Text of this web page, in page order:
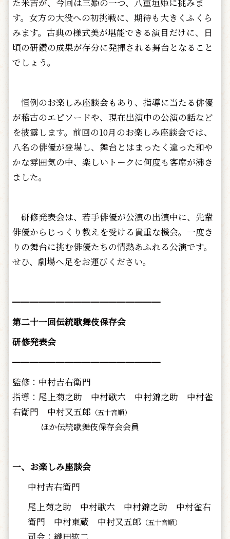
た米吉が、今回は三姫の一つ、八重垣姫に挑みま
す。女方の大役への初挑戦に、期待も大きくふくら
みます。古典の様式美が堪能できる演目だけに、日
頃の研鑽の成果が存分に発揮される舞台となること
でしょう。
恒例のお楽しみ座談会もあり、指導に当たる俳優
が稽古のエピソードや、現在出演中の公演の話など
を披露します。前回の10月のお楽しみ座談会では、
八名の俳優が登場し、舞台とはまったく違った和や
かな雰囲気の中、楽しいトークに何度も客席が沸き
ました。
研修発表会は、若手俳優が公演の出演中に、先輩
俳優からじっくり教えを受ける貴重な機会。一度き
りの舞台に挑む俳優たちの情熱あふれる公演です。
せひ、劇場へ足をお運びください。
━━━━━━━━━━━━━━━━━
第二十一回伝統歌舞伎保存会
研修発表会
━━━━━━━━━━━━━━━━━
監修：中村吉右衛門
指導：尾上菊之助 中村歌六 中村錦之助 中村雀
右衛門 中村又五郎（五十音順）
ほか伝統歌舞伎保存会会員
一、お楽しみ座談会
中村吉右衛門
尾上菊之助 中村歌六 中村錦之助 中村雀右
衛門 中村東蔵 中村又五郎（五十音順）